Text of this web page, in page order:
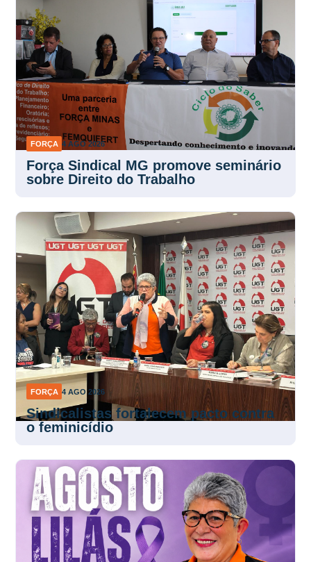
FORÇA 4 AGO 2026
Força Sindical MG promove seminário
sobre Direito do Trabalho
FORÇA 4 AGO 2026
Sindicalistas fortalecem pacto contra
o feminicídio